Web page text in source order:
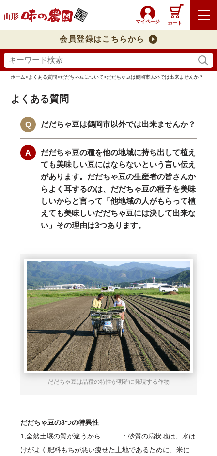
マイページ カート
会員登録はこちらから
ホーム>よくある質問>だだちゃ豆について>だだちゃ豆は鶴岡市以外では出来ませんか？
よくある質問
だだちゃ豆は鶴岡市以外では出来ませんか？
だだちゃ豆の種を他の地域に持ち出して植え
ても美味しい豆にはならないという言い伝え
があります。だだちゃ豆の生産者の皆さんか
らよく耳するのは、だだちゃ豆の種子を美味
しいからと言って「他地域の人がもらって植
えても美味しいだだちゃ豆には決して出来な
い」その理由は3つあります。
だだちゃ豆は品種の特性が明確に発現する作物
だだちゃ豆の3つの特異性
1,全然土壌の質が違うから ：砂質の扇状地は、水は
けがよく肥料もちが悪い痩せた土地であるために、米に